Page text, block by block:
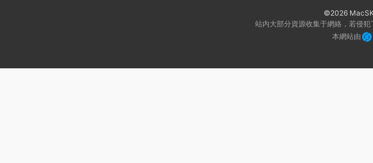
©2026
站内大部分資源收集于網絡，若侵
本網站由